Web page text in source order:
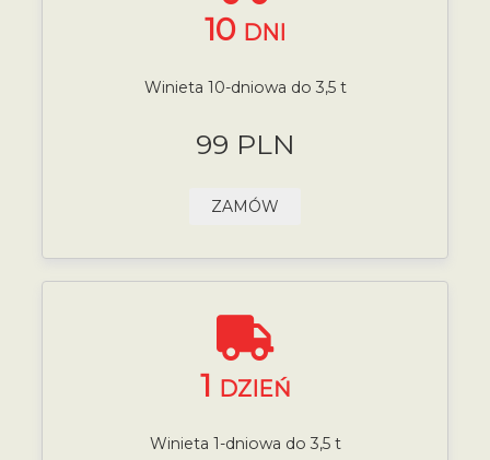
10 DNI
Winieta 10-dniowa do 3,5 t
99 PLN
ZAMÓW
1 DZIEŃ
Winieta 1-dniowa do 3,5 t